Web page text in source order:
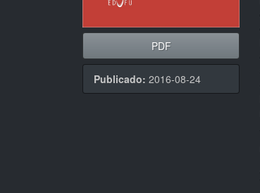
PDF
Publicado: 2016-08-24